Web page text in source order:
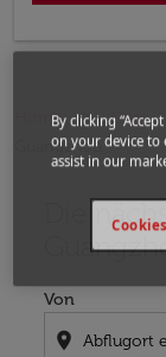
Home Flüge
Guangzhou
Die
Von
location_on
Bitte
By clicking
on your device to
assist in our